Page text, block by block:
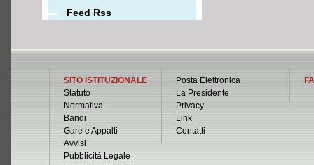
Feed Rss
SITO ISTITUZIONALE
Statuto
Normativa
Bandi
Gare e Appalti
Avvisi
Pubblicità Legale
Posta Elettronica
La Presidente
Privacy
Link
Contatti